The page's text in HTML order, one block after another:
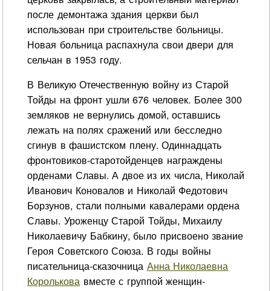
после демонтажа здания церкви был
использован при строительстве больницы.
Новая больница распахнула свои двери для
сельчан в 1953 году.
В Великую Отечественную войну из Старой
Тойды на фронт ушли 676 человек. Более 300
земляков не вернулись домой, оставшись
лежать на полях сражений или бесследно
сгинув в фашистском плену. Одиннадцать
фронтовиков-старотойденцев награждены
орденами Славы. А двое из их числа, Николай
Иванович Коновалов и Николай Федотович
Борзунов, стали полными кавалерами ордена
Славы. Уроженцу Старой Тойды, Михаилу
Николаевичу Бабкину, было присвоено звание
Героя Советского Союза. В годы войны
писательница-сказочница Анна Николаевна
Корольковавместе с группой женщин-